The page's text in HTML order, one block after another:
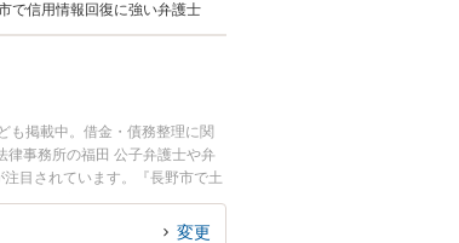
で信用情報回復に強い弁護士
も掲載中。借金・債務整理に関
事務所の福田 公子弁護士や弁
目されています。『長野市で土
たい』『初回相談無料で信用情報
変更